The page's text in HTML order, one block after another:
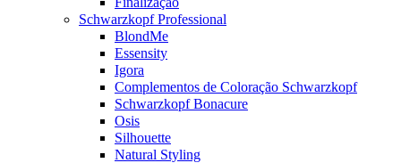
Schwarzkopf Professional
BlondMe
Essensity
Igora
Complementos de Coloração Schwarzkopf
Schwarzkopf Bonacure
Osis
Silhouette
Natural Styling